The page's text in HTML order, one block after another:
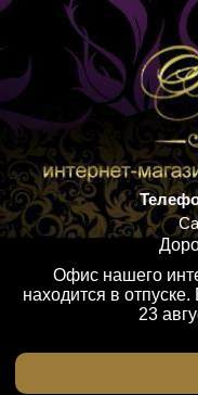
Офис нашего
находится в
23